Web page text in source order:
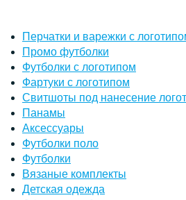
Перчатки и варежки с
Промо футболки
Футболки с логотипом
Фартуки с логотипом
Свитшоты под нанесение
Панамы
Аксессуары
Футболки поло
Футболки
Вязаные комплекты
Детская одежда